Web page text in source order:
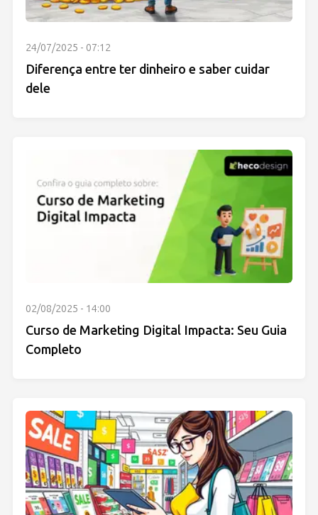
24/07/2025 - 07:12
Diferença entre ter dinheiro e saber cuidar
dele
02/08/2025 - 14:00
Curso de Marketing Digital Impacta: Seu Guia
Completo